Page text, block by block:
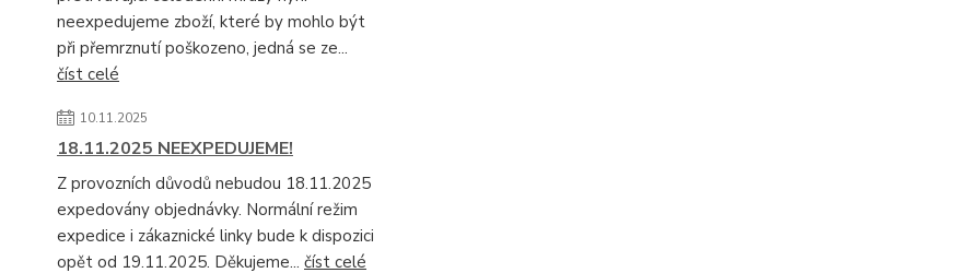
neexpedujeme zboží, které by mohlo být
při přemrznutí poškozeno, jedná se ze...
číst celé
10.11.2025
18.11.2025 NEEXPEDUJEME!
Z provozních důvodů nebudou 18.11.2025
expedovány objednávky. Normální režim
expedice i zákaznické linky bude k dispozici
opět od 19.11.2025. Děkujeme... číst celé